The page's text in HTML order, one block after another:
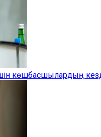
көшбасшылардың